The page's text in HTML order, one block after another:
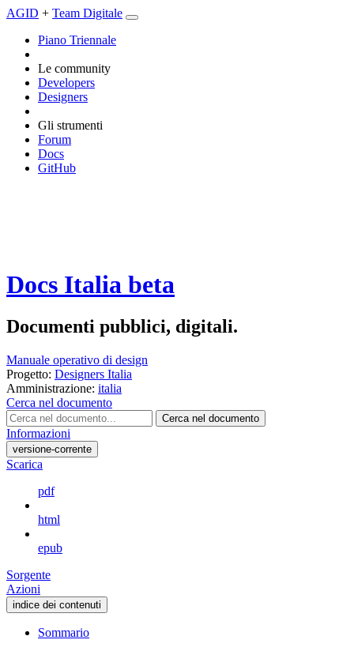
AGID + Team Digitale
Piano Triennale
Le community
Developers
Designers
Gli strumenti
Forum
Docs
GitHub
Docs Italia beta
Documenti pubblici, digitali.
Manuale operativo di design
Progetto: Designers Italia
Amministrazione: italia
Cerca nel documento
Cerca nel documento
Informazioni
versione-corrente
Scarica
pdf
html
epub
Sorgente
Azioni
indice dei contenuti
Sommario